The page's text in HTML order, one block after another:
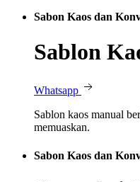
Sabon Kaos dan
Sablon
Whatsapp
Sablon kaos manual
memuaskan.
Sabon Kaos dan